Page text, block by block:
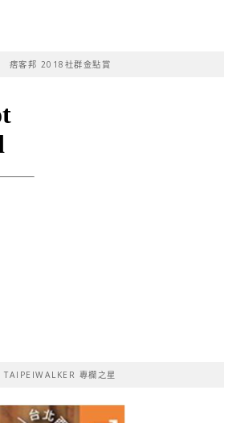
痞客邦 2018社群金點賞
TAIPEIWALKER 專欄之星